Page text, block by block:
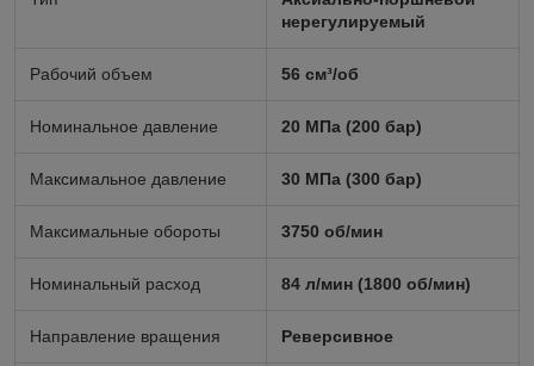
нерегулируемый
Рабочий объем 56 см³/об
Номинальное давление 20 МПа (200 бар)
Максимальное давление 30 МПа (300 бар)
Максимальные обороты 3750 об/мин
Номинальный расход 84 л/мин (1800 об/мин)
Направление вращения Реверсивное